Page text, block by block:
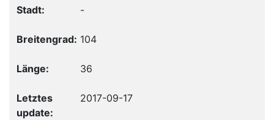
-
104
36
2017-09-17